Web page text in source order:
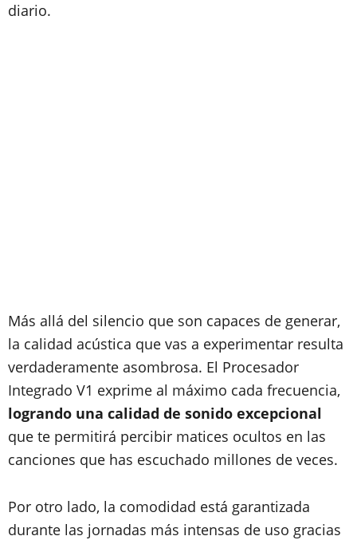
diario.
Más allá del silencio que son capaces de generar,
la calidad acústica que vas a experimentar resulta
verdaderamente asombrosa. El Procesador
Integrado V1 exprime al máximo cada frecuencia,
logrando una calidad de sonido excepcional
que te permitirá percibir matices ocultos en las
canciones que has escuchado millones de veces.
Por otro lado, la comodidad está garantizada
durante las jornadas más intensas de uso gracias